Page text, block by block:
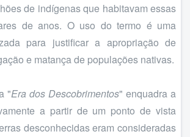
de indígenas que habitavam essas
de anos. O uso do termo é uma
para justificar a apropriação de
e matança de populações nativas.
"Era dos Descobrimentos" enquadra a
a partir de um ponto de vista
desconhecidas eram consideradas